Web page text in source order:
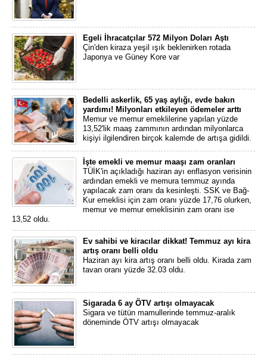
Egeli İhracatçılar 572 Milyon Doları Aştı
Çin'den kiraza yeşil ışık beklenirken rotada
Japonya ve Güney Kore var
Bedelli askerlik, 65 yaş aylığı, evde bakın
yardımı! Milyonları etkileyen ödemeler arttı
Memur ve memur emeklilerine yapılan yüzde
13,52'lik maaş zammının ardından milyonlarca
kişiyi ilgilendiren birçok kalemde de artışa gidildi.
İşte emekli ve memur maaşı zam oranları
TÜİK'in açıkladığı haziran ayı enflasyon verisinin
ardından emekli ve memura temmuz ayında
yapılacak zam oranı da kesinleşti. SSK ve Bağ-
Kur emeklisi için zam oranı yüzde 17,76 olurken,
memur ve memur emeklisinin zam oranı ise
13,52 oldu.
Ev sahibi ve kiracılar dikkat! Temmuz ayı kira
artış oranı belli oldu
Haziran ayı kira artış oranı belli oldu. Kirada zam
tavan oranı yüzde 32.03 oldu.
Sigarada 6 ay ÖTV artışı olmayacak
Sigara ve tütün mamullerinde temmuz-aralık
döneminde ÖTV artışı olmayacak